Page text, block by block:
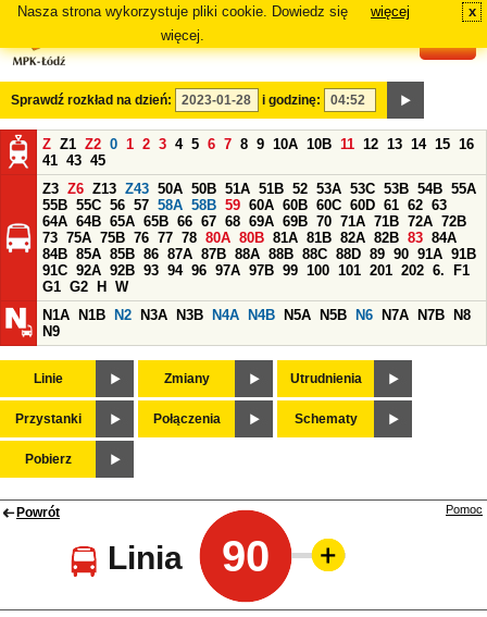
Nasza strona wykorzystuje pliki cookie. Dowiedz się
więcej.
więcej x
Sprawdź rozkład na dzień: i godzinę:
Z Z1 Z2 0 1 2 3 4 5 6 7 8 9 10A 10B 11 12 13 14 15 16
41 43 45
Z3 Z6 Z13 Z43 50A 50B 51A 51B 52 53A 53C 53B 54B 55A
55B 55C 56 57 58A 58B 59 60A 60B 60C 60D 61 62 63
64A 64B 65A 65B 66 67 68 69A 69B 70 71A 71B 72A 72B
73 75A 75B 76 77 78 80A 80B 81A 81B 82A 82B 83 84A
84B 85A 85B 86 87A 87B 88A 88B 88C 88D 89 90 91A 91B
91C 92A 92B 93 94 96 97A 97B 99 100 101 201 202 6.
F1
G1 G2 H
W
N1A
N1B N2 N3A N3B N4A N4B N5A N5B N6 N7A N7B
N8
N9
Linie Zmiany Utrudnienia
Przystanki Połączenia Schematy
Pobierz
Powrót
Linia 90
Pomoc